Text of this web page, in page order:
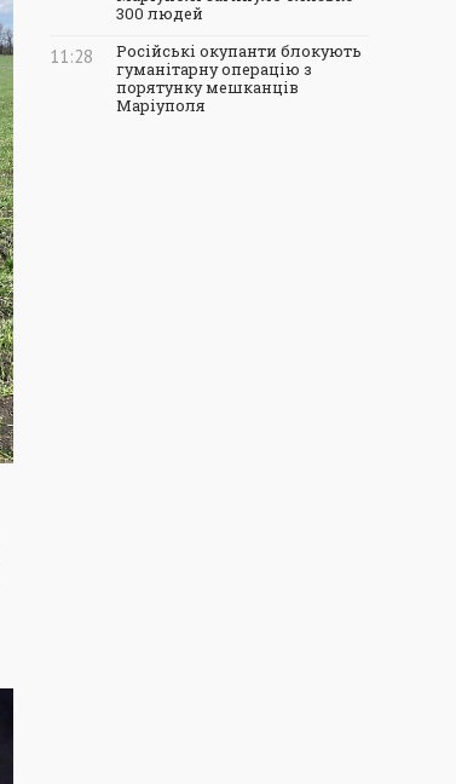
300 людей
11:28
Російські окупанти блокують
гуманітарну операцію з
порятунку мешканців
Маріуполя